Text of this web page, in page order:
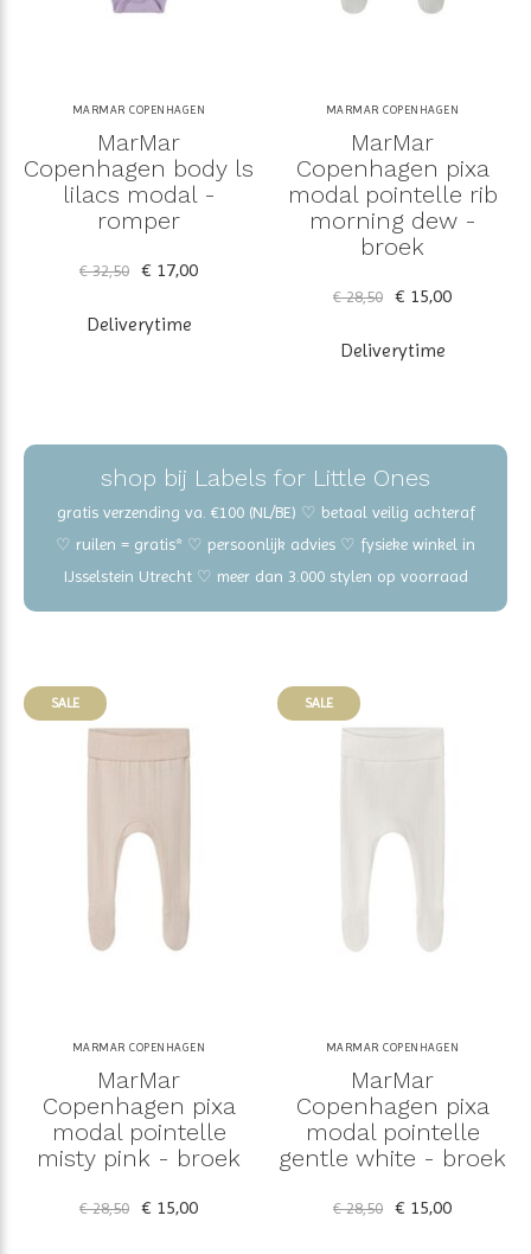
MARMAR COPENHAGEN
MarMar
Copenhagen body ls
lilacs modal -
romper
€ 32,50 € 17,00
Deliverytime
MARMAR COPENHAGEN
MarMar
Copenhagen pixa
modal pointelle rib
morning dew -
broek
€ 28,50 € 15,00
Deliverytime
shop bij Labels for Little Ones
gratis verzending va. €100 (NL/BE) ♡ betaal veilig achteraf
♡ ruilen = gratis* ♡ persoonlijk advies ♡ fysieke winkel in
IJsselstein Utrecht ♡ meer dan 3.000 stylen op voorraad
SALE
MARMAR COPENHAGEN
MarMar
Copenhagen pixa
modal pointelle
misty pink - broek
€ 28,50 € 15,00
SALE
MARMAR COPENHAGEN
MarMar
Copenhagen pixa
modal pointelle
gentle white - broek
€ 28,50 € 15,00